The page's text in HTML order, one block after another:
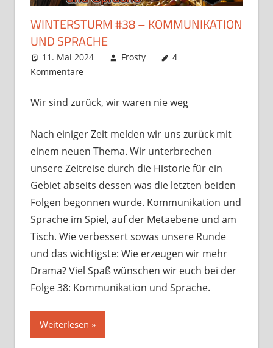
WINTERSTURM #38 – KOMMUNIKATION
UND SPRACHE
11. Mai 2024 Frosty
4
Kommentare
Wir sind zurück, wir waren nie weg
Nach einiger Zeit melden wir uns zurück mit
einem neuen Thema. Wir unterbrechen
unsere Zeitreise durch die Historie für ein
Gebiet abseits dessen was die letzten beiden
Folgen begonnen wurde. Kommunikation und
Sprache im Spiel, auf der Metaebene und am
Tisch. Wie verbessert sowas unsere Runde
und das wichtigste: Wie erzeugen wir mehr
Drama? Viel Spaß wünschen wir euch bei der
Folge 38: Kommunikation und Sprache.
Weiterlesen